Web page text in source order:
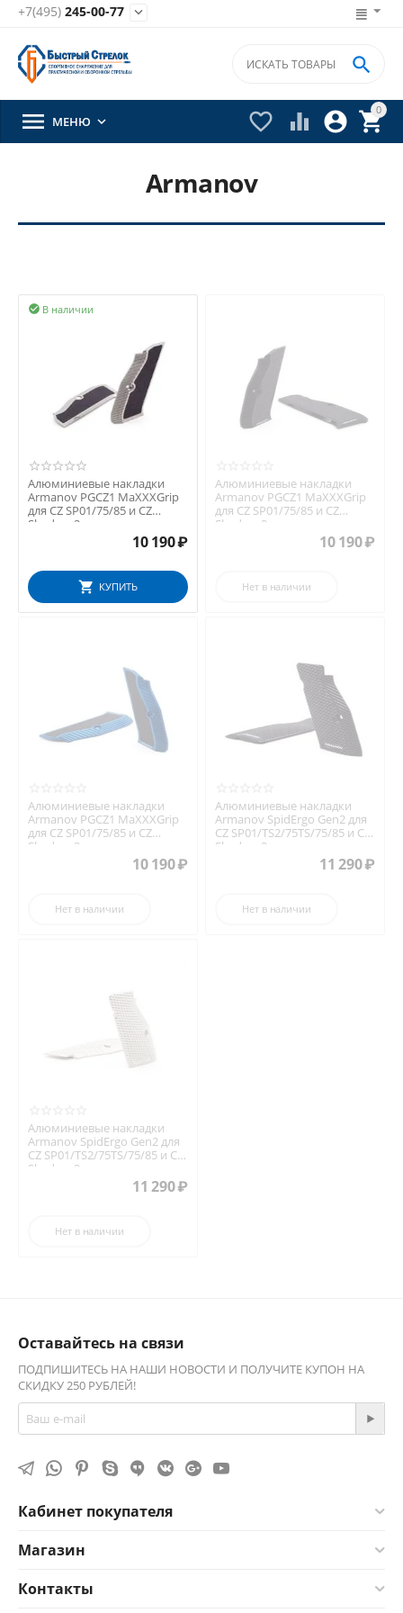
+7(495) 245-00-77 
0


 

 МЕНЮ 
Armanov
В наличии

Алюминиевые накладки
Armanov PGCZ1 MaXXXGrip
для CZ SP01/75/85 и CZ
Shadow 2
10 190₽
КУПИТЬ
Алюминиевые накладки
Armanov PGCZ1 MaXXXGrip
для CZ SP01/75/85 и CZ
Shadow 2
10 190₽
Нет в наличии
Алюминиевые накладки
Armanov PGCZ1 MaXXXGrip
для CZ SP01/75/85 и CZ
Shadow 2
10 190₽
Нет в наличии
Алюминиевые накладки
Armanov SpidErgo Gen2 для
CZ SP01/TS2/75TS/75/85 и CZ
Shadow 2
11 290₽
Нет в наличии
Алюминиевые накладки
Armanov SpidErgo Gen2 для
CZ SP01/TS2/75TS/75/85 и CZ
Shadow 2
11 290₽
Нет в наличии
Оставайтесь на связи
ПОДПИШИТЕСЬ НА НАШИ НОВОСТИ И ПОЛУЧИТЕ КУПОН НА
СКИДКУ 250 РУБЛЕЙ!
Кабинет покупателя
Магазин
Контакты